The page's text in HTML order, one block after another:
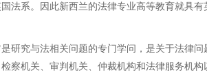
系。因此新西兰的法律专业高等教育就具
究与法相关问题的专门学问，是关于法律
机关、审判机关、仲裁机构和法律服务机